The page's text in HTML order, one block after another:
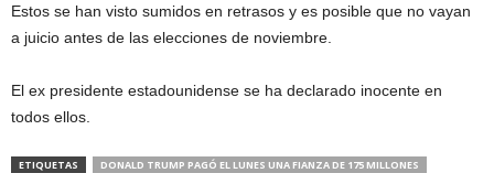
Estos se han visto sumidos en retrasos y es posible que no vayan
a juicio antes de las elecciones de noviembre.
El ex presidente estadounidense se ha declarado inocente en
todos ellos.
ETIQUETAS
DONALD TRUMP PAGÓ EL LUNES UNA FIANZA DE 175 MILLONES